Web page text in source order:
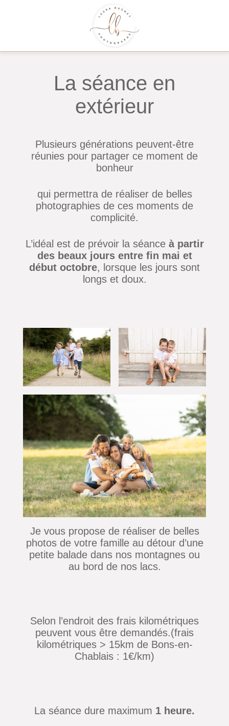
La séance en
extérieur
Plusieurs générations peuvent-être
réunies pour partager ce moment de
bonheur
qui permettra de réaliser de belles
photographies de ces moments de
complicité.
L’idéal est de prévoir la séanceà partir
des beaux jours entre fin mai et
début octobre, lorsque les jours sont
longs et doux.
Je vous propose de réaliser de belles
photos de votre famille au détour d’une
petite balade dans nos montagnes ou
au bord de nos lacs.
Selon l’endroit des frais kilométriques
peuvent vous être demandés.(frais
kilométriques > 15km de Bons-en-
Chablais : 1€/km)
La séance dure maximum 1 heure.